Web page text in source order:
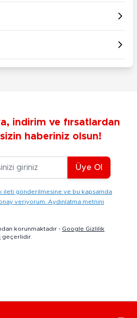
indirim ve fırsatlardan
haberiniz olsun!
E-posta Adresiniz
Üye Ol
ileti gönderilmesine ve bu kapsamda
veriyorum. Aydınlatma metnini
korunmaktadır - Google Gizlilik
geçerlidir.